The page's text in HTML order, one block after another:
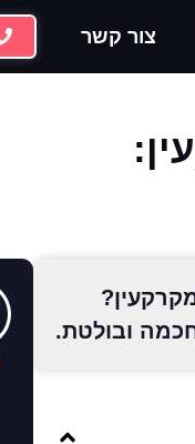
צור קשר
ובולטת.